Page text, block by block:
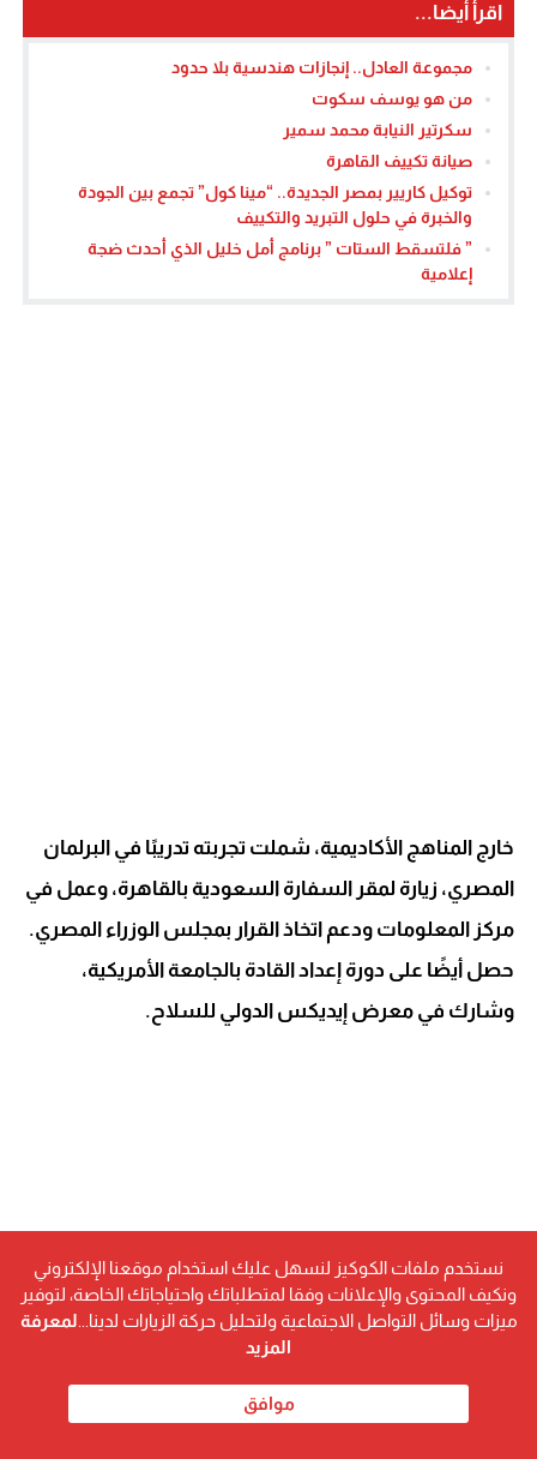
اقرأ أيضا...
مجموعة العادل.. إنجازات هندسية بلا حدود
من هو يوسف سكوت
سكرتير النيابة محمد سمير
صيانة تكييف القاهرة
توكيل كاريير بمصر الجديدة.. “مينا كول” تجمع بين الجودة
والخبرة في حلول التبريد والتكييف
” فلتسقط الستات ” برنامج أمل خليل الذي أحدث ضجة
إعلامية
خارج المناهج الأكاديمية، شملت تجربته تدريبًا في البرلمان
المصري، زيارة لمقر السفارة السعودية بالقاهرة، وعمل في
مركز المعلومات ودعم اتخاذ القرار بمجلس الوزراء المصري.
حصل أيضًا على دورة إعداد القادة بالجامعة الأمريكية،
وشارك في معرض إيديكس الدولي للسلاح.
نستخدم ملفات الكوكيز لنسهل عليك استخدام موقعنا الإلكتروني
ونكيف المحتوى والإعلانات وفقا لمتطلباتك واحتياجاتك الخاصة، لتوفير
ميزات وسائل التواصل الاجتماعية ولتحليل حركة الزيارات لدينا... لمعرفة
المزيد
موافق